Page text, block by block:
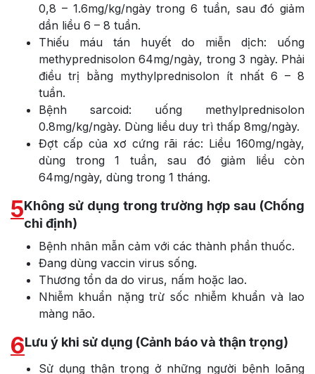
0,8 – 1.6mg/kg/ngày trong 6 tuần, sau đó giảm
dần liều 6 – 8 tuần.
Thiếu máu tán huyết do miễn dịch: uống
methyprednisolon 64mg/ngày, trong 3 ngày. Phải
điều trị bằng mythylprednisolon ít nhất 6 – 8
tuần.
Bệnh sarcoid: uống methylprednisolon
0.8mg/kg/ngày. Dùng liều duy trì thấp 8mg/ngày.
Đợt cấp của xơ cứng rãi rác: Liều 160mg/ngày,
dùng trong 1 tuần, sau đó giảm liều còn
64mg/ngày, dùng trong 1 tháng.
5Không sử dụng trong trường hợp sau (Chống
chỉ định)
Bệnh nhân mẫn cảm với các thành phần thuốc.
Đang dùng vaccin virus sống.
Thương tổn da do virus, nấm hoặc lao.
Nhiễm khuẩn nặng trừ sốc nhiễm khuẩn và lao
màng não.
6Lưu ý khi sử dụng (Cảnh báo và thận trọng)
Sử dụng thận trọng ở những người bệnh loãng